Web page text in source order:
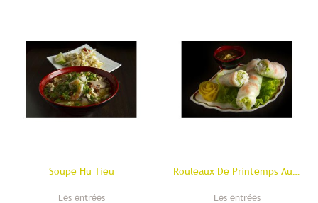
Soupe Hu Tieu
Les entrées
Rouleaux De Printemps Aux Crevettes
Les entrées